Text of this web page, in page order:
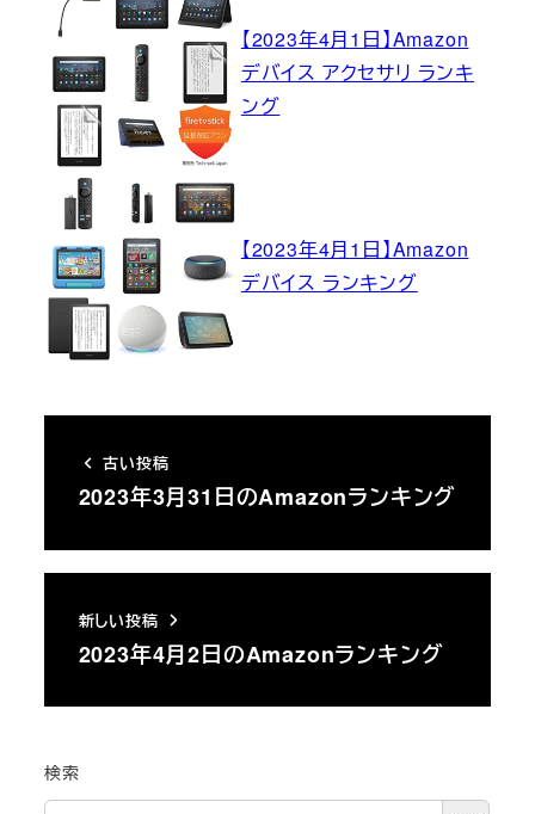
【2023年4月1日】Amazon
デバイス アクセサリ ランキ
ング
【2023年4月1日】Amazon
デバイス ランキング
古い投稿
2023年3月31日のAmazonランキング
新しい投稿
2023年4月2日のAmazonランキング
検索